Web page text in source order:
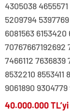
4305038
5209794 5397769
6081563 6153420
70767667192692
7466112
8532210
9061890 9304779
40.000.000